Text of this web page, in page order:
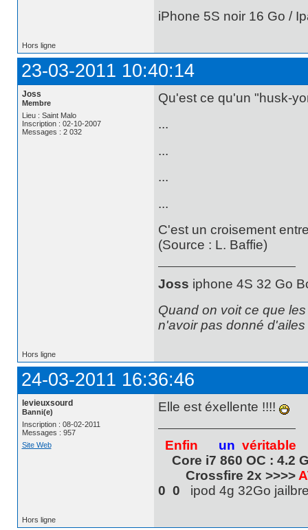
iPhone 5S noir 16 Go /
Hors ligne
23-03-2011 10:40:14
Joss
Membre
Lieu : Saint Malo
Inscription : 02-10-2007
Messages : 2 032
Qu'est ce qu'un "husk-
...
...
...
...
C'est un croisement
(Source : L. Baffie)
Joss iphone 4S 32 Go
Quand on voit ce que
n'avoir pas donné
Hors ligne
24-03-2011 16:36:46
levieuxsourd
Banni(e)
Inscription : 08-02-2011
Messages : 957
Site Web
Elle est éxellente !!!!
Enfin un véritable
Core i7 860 OC : 4.2
Crossfire 2x >>>>
0 0 ipod 4g 32Go
Hors ligne